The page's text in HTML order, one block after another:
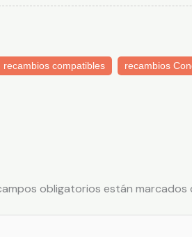
recambios compatibles recambios
obligatorios están marcados